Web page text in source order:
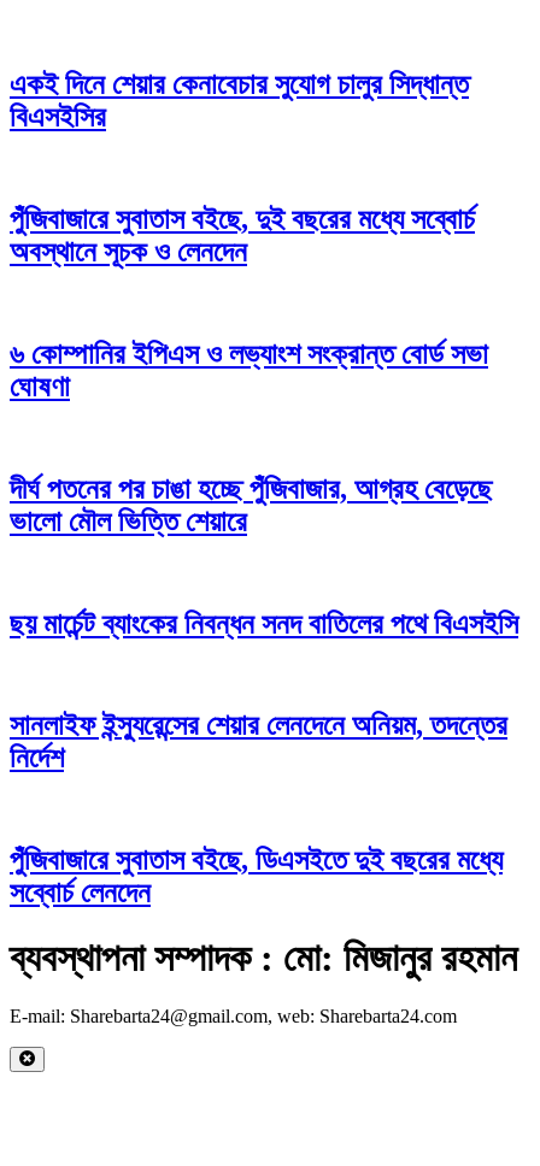
একই দিনে শেয়ার কেনাবেচার সুযোগ চালুর সিদ্ধান্ত
বিএসইসির
পুঁজিবাজারে সুবাতাস বইছে, দুই বছরের মধ্যে সব্বোর্চ
অবস্থানে সূচক ও লেনদেন
৬ কোম্পানির ইপিএস ও লভ্যাংশ সংক্রান্ত বোর্ড সভা
ঘোষণা
দীর্ঘ পতনের পর চাঙা হচ্ছে পুঁজিবাজার, আগ্রহ বেড়েছে
ভালো মৌল ভিত্তি শেয়ারে
ছয় মার্চেন্ট ব্যাংকের নিবন্ধন সনদ বাতিলের পথে বিএসইসি
সানলাইফ ইন্স্যুরেন্সের শেয়ার লেনদেনে অনিয়ম, তদন্তের
নির্দেশ
পুঁজিবাজারে সুবাতাস বইছে, ডিএসইতে দুই বছরের মধ্যে
সব্বোর্চ লেনদেন
ব্যবস্থাপনা সম্পাদক : মো: মিজানুর রহমান
E-mail: Sharebarta24@gmail.com, web: Sharebarta24.com